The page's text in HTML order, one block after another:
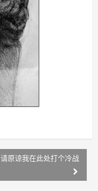
请原谅我在此处打个冷战